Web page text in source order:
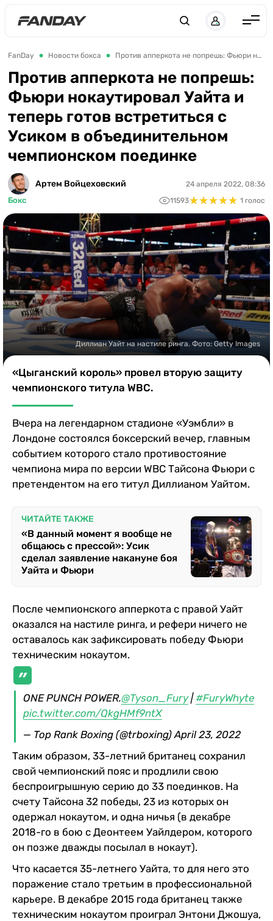
Англия
Испания
Германия
Италия
Франция
Украина
ЛЧ
ЧЕ-2028
Букмекеры
Казино
FanDay Новости бокса Против апперкота не попрешь: Фьюри нокаутировал Уайта и теперь готов встретиться с Усиком в объединительном чемпионском поединке
Против апперкота не попрешь:
Фьюри нокаутировал Уайта и
теперь готов встретиться с
Усиком в объединительном
чемпионском поединке
Артем Войцеховский
Бокс
24 апреля 2022, 08:36
11593★★★★★
★★★★★ 1 голос
Диллиан Уайт на настиле ринга. Фото: Getty Images
«Цыганский король» провел вторую защиту
чемпионского титула WBC.
Вчера на легендарном стадионе «Уэмбли» в
Лондоне состоялся боксерский вечер, главным
событием которого стало противостояние
чемпиона мира по версии WBC Тайсона Фьюри с
претендентом на его титул Диллианом Уайтом.
ЧИТАЙТЕ ТАКЖЕ
«В данный момент я вообще не
общаюсь с прессой»: Усик
сделал заявление накануне боя
Уайта и Фьюри
После чемпионского апперкота с правой Уайт
оказался на настиле ринга, и рефери ничего не
оставалось как зафиксировать победу Фьюри
техническим нокаутом.
ONE PUNCH POWER.@Tyson_Fury|#FuryWhyte
pic.twitter.com/QkgHMf9ntX
— Top Rank Boxing (@trboxing)April 23, 2022
Таким образом, 33-летний британец сохранил
свой чемпионский пояс и продлили свою
беспроигрышную серию до 33 поединков. На
счету Тайсона 32 победы, 23 из которых он
одержал нокаутом, и одна ничья (в декабре
2018-го в бою с Деонтеем Уайлдером, которого
он позже дважды посылал в нокаут).
Что касается 35-летнего Уайта, то для него это
поражение стало третьим в профессиональной
карьере. В декабре 2015 года британец также
техническим нокаутом проиграл Энтони Джошуа,